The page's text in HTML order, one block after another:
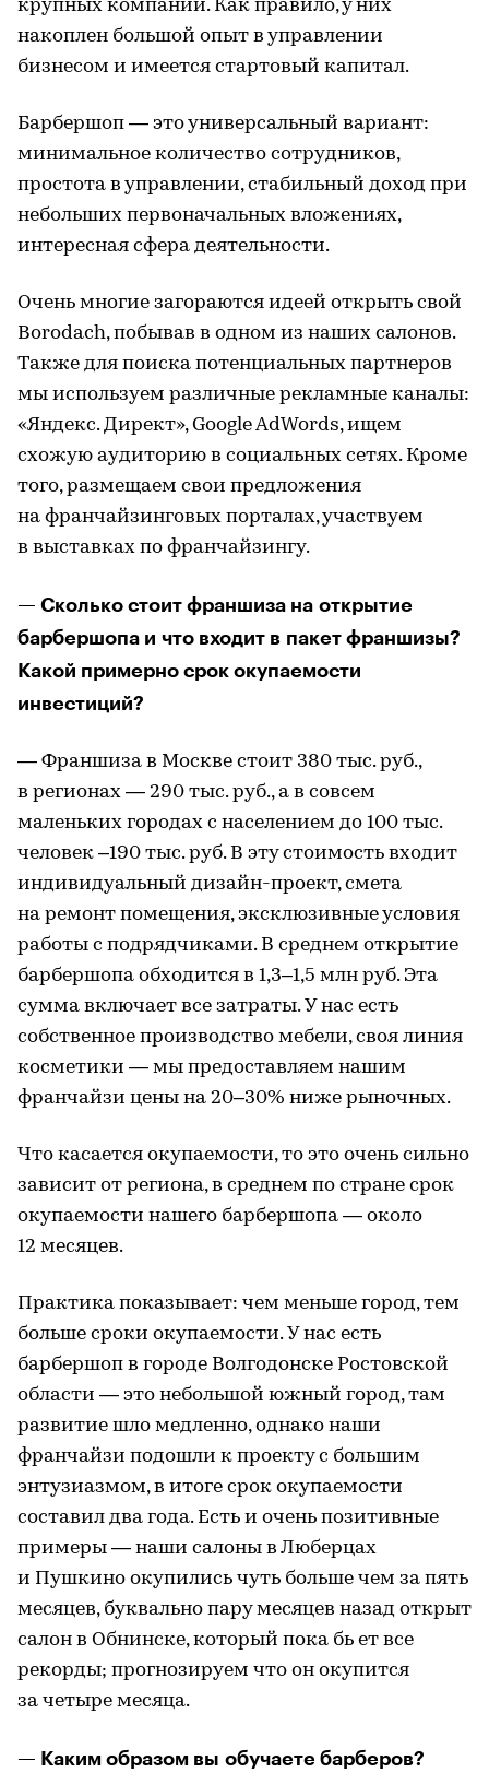
крупных компаний. Как правило, у них
накоплен большой опыт в управлении
бизнесом и имеется стартовый капитал.
Барбершоп — это универсальный вариант:
минимальное количество сотрудников,
простота в управлении, стабильный доход при
небольших первоначальных вложениях,
интересная сфера деятельности.
Очень многие загораются идеей открыть свой
Borodach, побывав в одном из наших салонов.
Также для поиска потенциальных партнеров
мы используем различные рекламные каналы:
«Яндекс. Директ», Google AdWords, ищем
схожую аудиторию в социальных сетях. Кроме
того, размещаем свои предложения
на франчайзинговых порталах, участвуем
в выставках по франчайзингу.
— Сколько стоит франшиза на открытие
барбершопа и что входит в пакет франшизы?
Какой примерно срок окупаемости
инвестиций?
— Франшиза в Москве стоит 380 тыс. руб.,
в регионах — 290 тыс. руб., а в совсем
маленьких городах с населением до 100 тыс.
человек –190 тыс. руб. В эту стоимость входит
индивидуальный дизайн-проект, смета
на ремонт помещения, эксклюзивные условия
работы с подрядчиками. В среднем открытие
барбершопа обходится в 1,3–1,5 млн руб. Эта
сумма включает все затраты. У нас есть
собственное производство мебели, своя линия
косметики — мы предоставляем нашим
франчайзи цены на 20–30% ниже рыночных.
Что касается окупаемости, то это очень сильно
зависит от региона, в среднем по стране срок
окупаемости нашего барбершопа — около
12 месяцев.
Практика показывает: чем меньше город, тем
больше сроки окупаемости. У нас есть
барбершоп в городе Волгодонске Ростовской
области — это небольшой южный город, там
развитие шло медленно, однако наши
франчайзи подошли к проекту с большим
энтузиазмом, в итоге срок окупаемости
составил два года. Есть и очень позитивные
примеры — наши салоны в Люберцах
и Пушкино окупились чуть больше чем за пять
месяцев, буквально пару месяцев назад открыт
салон в Обнинске, который пока бь ет все
рекорды; прогнозируем что он окупится
за четыре месяца.
— Каким образом вы обучаете барберов?